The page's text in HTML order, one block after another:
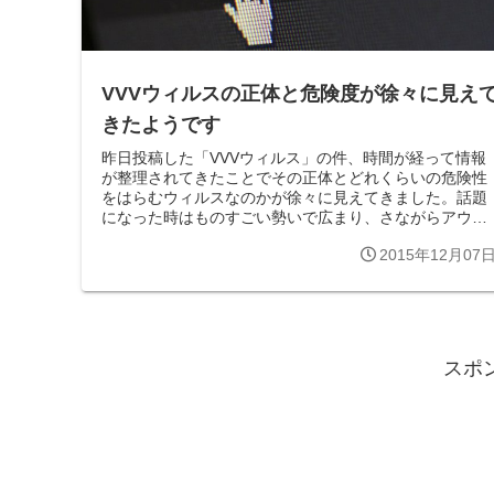
VVVウィルスの正体と危険度が徐々に見え
きたようです
昨日投稿した「VVVウィルス」の件、時間が経って情報
が整理されてきたことでその正体とどれくらいの危険性
をはらむウィルスなのかが徐々に見えてきました。話題
になった時はものすごい勢いで広まり、さながらアウト
2015年12月07日
スポ